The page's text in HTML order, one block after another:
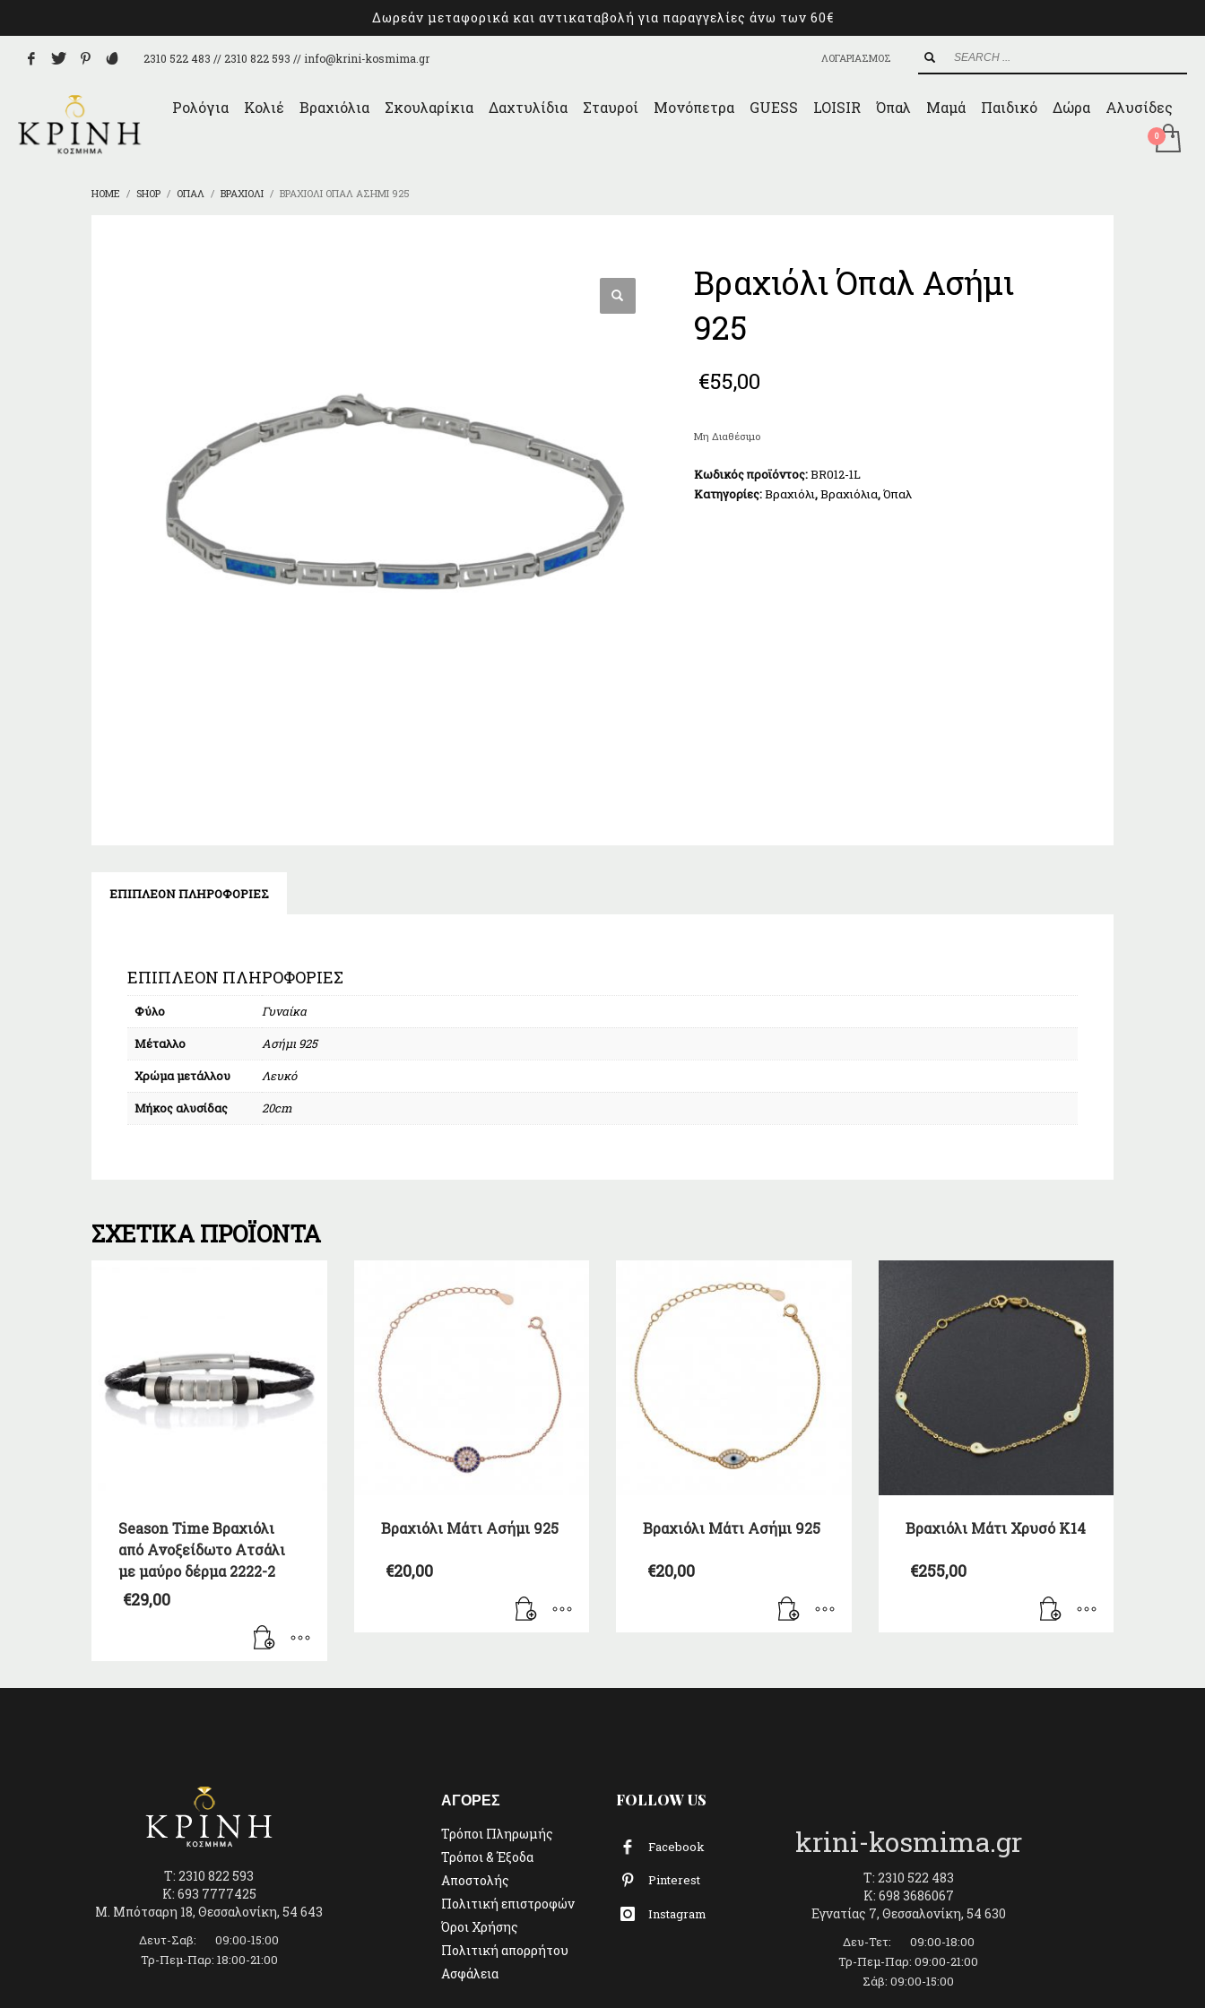
Δωρεάν μεταφορικά και αντικαταβολή για παραγγελίες άνω των 60€
2310 522 483 // 2310 822 593 // info@krini-kosmima.gr ΛΟΓΑΡΙΑΣΜΟΣ
Ρολόγια Κολιέ Βραχιόλια Σκουλαρίκια Δαχτυλίδια Σταυροί Μονόπετρα GUESS LOISIR Όπαλ Μαμά Παιδικό Δώρα Αλυσίδες
HOME SHOP ΌΠΑΛ ΒΡΑΧΙΌΛΙ ΒΡΑΧΙΌΛΙ ΌΠΑΛ ΑΣΉΜΙ 925
Βραχιόλι Όπαλ Ασήμι
925
€55,00
Μη Διαθέσιμο
Κωδικός προϊόντος:BR012-1L
Κατηγορίες:Βραχιόλι,Βραχιόλια,Όπαλ
ΕΠΙΠΛΈΟΝ ΠΛΗΡΟΦΟΡΊΕΣ
ΕΠΙΠΛΈΟΝ ΠΛΗΡΟΦΟΡΊΕΣ
Φύλο
Γυναίκα
Μέταλλο
Ασήμι 925
Χρώμα μετάλλου
Λευκό
Μήκος αλυσίδας
20cm
ΣΧΕΤΙΚΆ ΠΡΟΪΌΝΤΑ
Season Time Βραχιόλι
από Ανοξείδωτο Ατσάλι
με μαύρο δέρμα 2222-2
€29,00
Βραχιόλι Μάτι Ασήμι 925
€20,00
Βραχιόλι Μάτι Ασήμι 925
€20,00
Βραχιόλι Μάτι Χρυσό Κ14
€255,00
T: 2310 822 593
K: 693 7777425
Μ. Μπότσαρη 18, Θεσσαλονίκη, 54 643
Δευτ-Σαβ: 09:00-15:00
Τρ-Πεμ-Παρ: 18:00-21:00
ΑΓΟΡΕΣ
Τρόποι Πληρωμής
Τρόποι & Έξοδα
Αποστολής
Πολιτική επιστροφών
Όροι Χρήσης
Πολιτική απορρήτου
Ασφάλεια
FOLLOW US
Facebook
Pinterest
Instagram
krini-kosmima.gr
T: 2310 522 483
K: 698 3686067
Εγνατίας 7, Θεσσαλονίκη, 54 630
Δευ-Τετ: 09:00-18:00
Τρ-Πεμ-Παρ: 09:00-21:00
Σάβ: 09:00-15:00